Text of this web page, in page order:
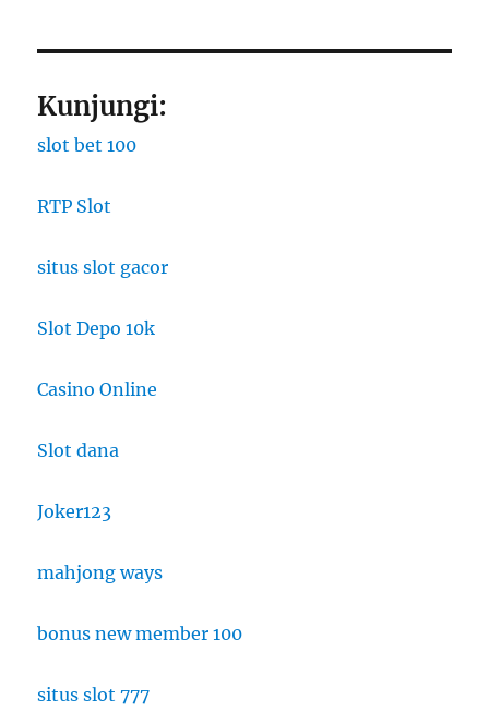
Kunjungi:
slot bet 100
RTP Slot
situs slot gacor
Slot Depo 10k
Casino Online
Slot dana
Joker123
mahjong ways
bonus new member 100
situs slot 777